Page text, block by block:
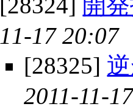
[28324] 開
11-17 20:07
[28325]
2011-11-